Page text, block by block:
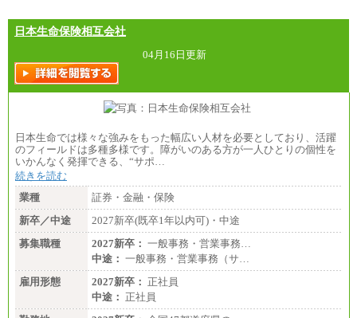
日本生命保険相互会社
04月16日更新
日本生命では様々な強みをもった幅広い人材を必要としており、活躍
のフィールドは多種多様です。障がいのある方が一人ひとりの個性を
いかんなく発揮できる、“サポ…
続きを読む
業種
証券・金融・保険
新卒／中途
2027新卒(既卒1年以内可)・中途
募集職種
2027新卒： 一般事務・営業事務…
中途： 一般事務・営業事務（サ…
雇用形態
2027新卒： 正社員
中途： 正社員